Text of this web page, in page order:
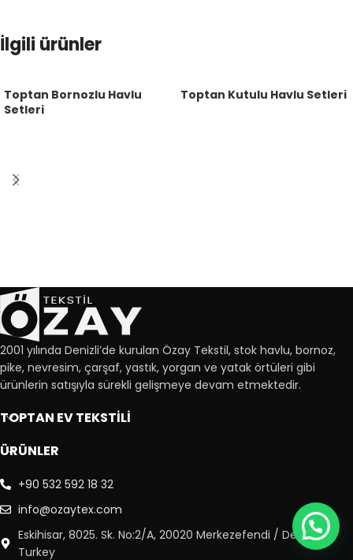
İlgili ürünler
Toptan Bornozlu Havlu
Setleri
Toptan Kutulu Havlu Setleri
2001 yılında Denizli’de kurulan Özay Tekstil, stok havlu, bornoz,
pike, nevresim, çarşaf, yastık, yorgan ve yatak örtüleri gibi
ürünlerin satışıyla sürekli gelişmeye devam etmektedir.
TOPTAN EV TEKSTİLİ
ÜRÜNLER
+90 532 592 18 32
info@ozaytex.com
Eskihisar, 8025. Sk. No:2/A, 20020 Merkezefendi / Denizli,
Turkey